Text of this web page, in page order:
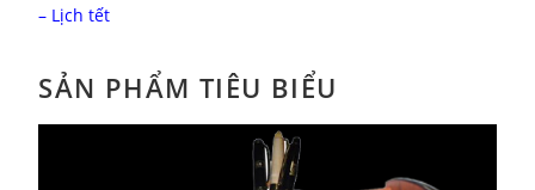
– Lịch tết
SẢN PHẨM TIÊU BIỂU